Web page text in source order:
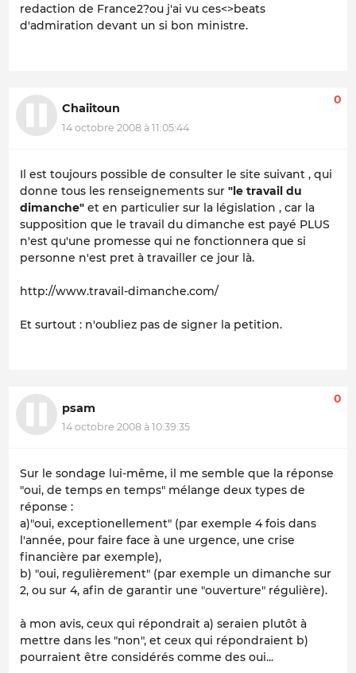
redaction de France2?ou j'ai vu ces<>beats
d'admiration devant un si bon ministre.
Chaiitoun
14 octobre 2008 à 11:05:44
0
Il est toujours possible de consulter le site suivant , qui
donne tous les renseignements sur "le travail du
dimanche" et en particulier sur la législation , car la
supposition que le travail du dimanche est payé PLUS
n'est qu'une promesse qui ne fonctionnera que si
personne n'est pret à travailler ce jour là.
http://www.travail-dimanche.com/
Et surtout : n'oubliez pas de signer la petition.
psam
14 octobre 2008 à 10:39:35
0
Sur le sondage lui-même, il me semble que la réponse
"oui, de temps en temps" mélange deux types de
réponse :
a)"oui, exceptionellement" (par exemple 4 fois dans
l'année, pour faire face à une urgence, une crise
financière par exemple),
b) "oui, regulièrement" (par exemple un dimanche sur
2, ou sur 4, afin de garantir une "ouverture" régulière).
à mon avis, ceux qui répondrait a) seraien plutôt à
mettre dans les "non", et ceux qui répondraient b)
pourraient être considérés comme des oui...